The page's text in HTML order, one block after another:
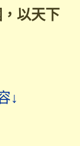
以天下
↓